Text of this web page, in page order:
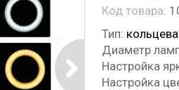
Код товара:
Тип:
Диаметр
Настройка
Настройка